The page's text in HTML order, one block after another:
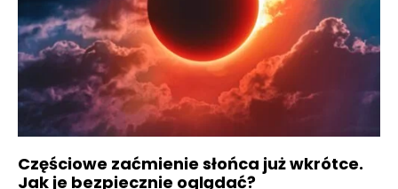
Częściowe zaćmienie słońca już wkrótce.
Jak je bezpiecznie oglądać?